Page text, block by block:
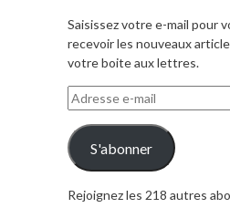
Saisissez votre e-mail pour
recevoir les nouveaux
votre boite aux lettres.
Adresse
e-
mail
S'abonner
Rejoignez les 218 autres